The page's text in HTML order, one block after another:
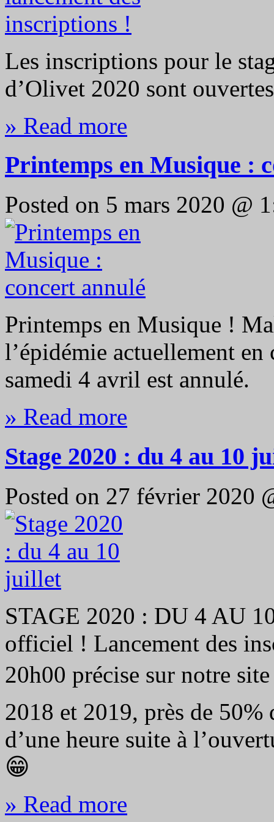
Les inscriptions pour le
d’Olivet 2020 sont
» Read more
Printemps en Musique :
Posted on 5 mars 2020 @
Printemps en Musique !
l’épidémie actuellement
samedi 4 avril est annulé.
» Read more
Stage 2020 : du 4 au 10
Posted on 27 février 2020
STAGE 2020 : DU 4 AU
officiel ! Lancement des
20h00 précise sur notre
2018 et 2019, près de
d’une heure suite à
😁
» Read more